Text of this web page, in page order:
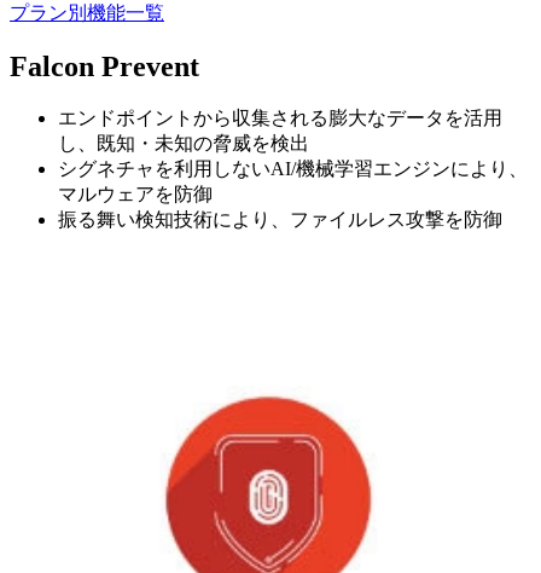
プラン別機能一覧
Falcon Prevent
エンドポイントから収集される膨大なデータを活用
し、既知・未知の脅威を検出
シグネチャを利用しないAI/機械学習エンジンにより、
マルウェアを防御
振る舞い検知技術により、ファイルレス攻撃を防御